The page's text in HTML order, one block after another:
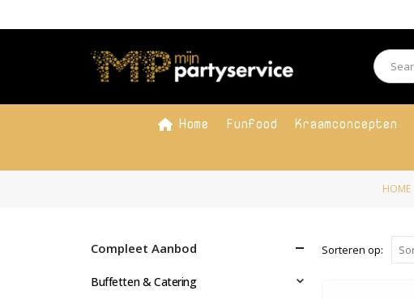
Home Funfood Kraamconcepten
HOME
Sorteren op:
Compleet Aanbod
Buffetten & Catering